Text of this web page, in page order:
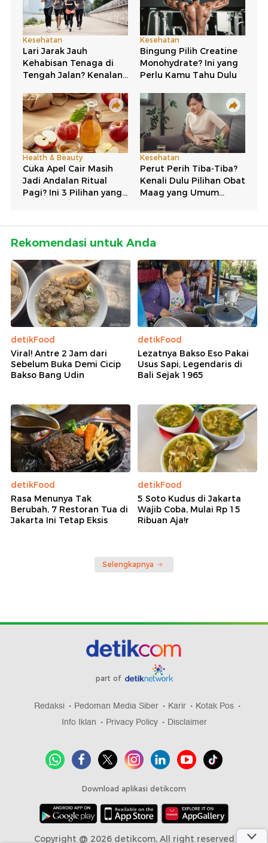
Rekomendasi untuk Anda
detikFood
Viral! Antre 2 Jam dari
Sebelum Buka Demi Cicip
Bakso Bang Udin
detikFood
Lezatnya Bakso Eso Pakai
Usus Sapi, Legendaris di
Bali Sejak 1965
detikFood
Rasa Menunya Tak
Berubah, 7 Restoran Tua di
Jakarta Ini Tetap Eksis
detikFood
5 Soto Kudus di Jakarta
Wajib Coba, Mulai Rp 15
Ribuan Aja!r
Selengkapnya
part of
Redaksi Pedoman Media Siber Karir
Kotak Pos
Info Iklan
Privacy Policy Disclaimer
Download aplikasi detikcom
Copyright @ 2026 detikcom, All right reserved